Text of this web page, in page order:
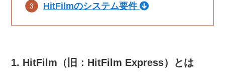
HitFilmのシステム要件
1. HitFilm（旧：HitFilm Express）とは